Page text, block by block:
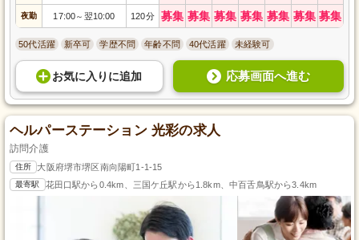
夜勤 17:00～ 翌10:00 120分 募集 募集 募集 募集 募集 募集 募集
50代活躍 新卒可 学歴不問 年齢不問 40代活躍 未経験可
お気に入り に追加 応募画面へ進む
ヘルパーステーション 光彩の求人
訪問介護
住所 大阪府堺市堺区南向陽町1-1-15
最寄駅 花田口駅から0.4km、三国ケ丘駅から1.8km、中百舌鳥駅から3.4km